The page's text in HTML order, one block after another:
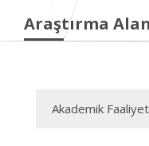
Araştırma
Akademik